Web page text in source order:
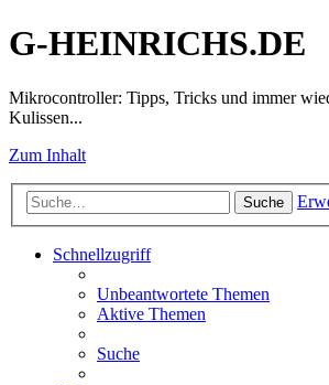
G-HEINRICHS.DE
Mikrocontroller: Tipps, Tricks und immer
Kulissen...
Zum Inhalt
Suche
Schnellzugriff
Unbeantwortete Themen
Aktive Themen
Suche